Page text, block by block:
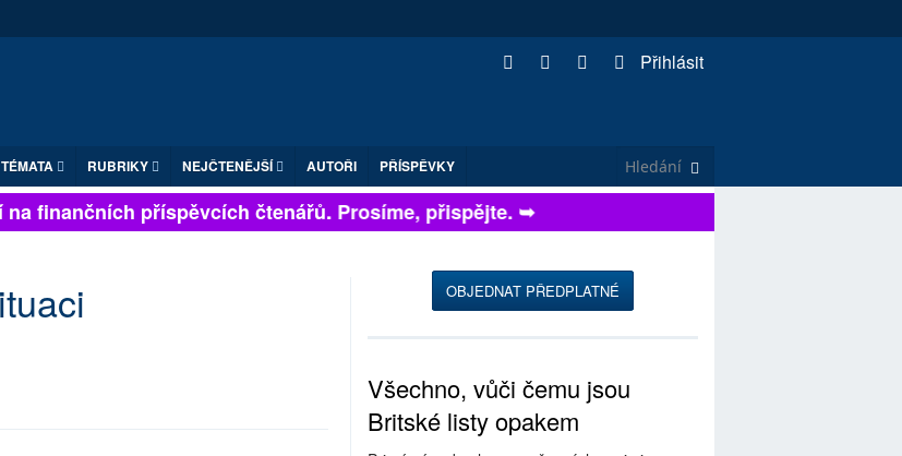
Přihlásit
TÉMATA RUBRIKY NEJČTENĚJŠÍ AUTOŘI PŘÍSPĚVKY
finančních příspěvcích čtenářů. Prosíme, přispějte. ➥
OBJEDNAT PŘEDPLATNÉ
Všechno, vůči čemu jsou
Britské listy opakem